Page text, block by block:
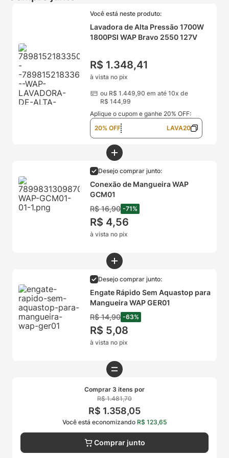
Você está neste produto:
Lavadora de Alta Pressão 1700W
1800PSI WAP Bravo 2550 127V
R$ 1.348,41
à vista no pix
ou R$ 1.449 90 em até 10x de
R$ 144 99
Aplique o cupom e ganhe 20% OFF:
20% OFF
LAVA20
Desejo comprar junto:
Conexão de Mangueira WAP
GCM01
R$ 16,90 -71%
R$ 4,56
à vista no pix
Desejo comprar junto:
Engate Rápido Sem Aquastop para
Mangueira WAP GER01
R$ 14,90 -63%
R$ 5,08
à vista no pix
Comprar 3 itens por
R$ 1.481,70
R$ 1.358,05
Você está economizando R$ 123,65
Comprar junto